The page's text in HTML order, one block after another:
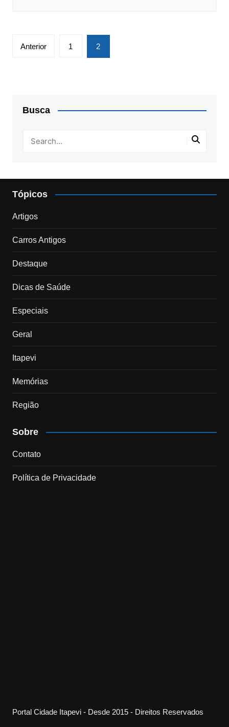
Paginação
Anterior 1 2
Busca
Tópicos
Artigos
Carros Antigos
Destaque
Dicas de Saúde
Especiais
Geral
Itapevi
Memórias
Região
Sobre
Contato
Política de Privacidade
Portal Cidade Itapevi - Desde 2015 - Direitos Reservados